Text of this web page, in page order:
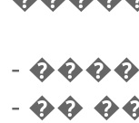
-
- ��